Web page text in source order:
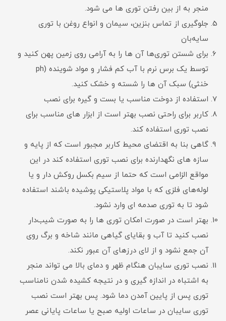
منجر به از بین رفتن توری ها می شود.
جلوگیری از تماس بنزین، سیمان و انواع روغن با توری
سایه‌بان
برای شستن توری‌ها آن ها را به آرامی روی زمین پهن کنید و
توسط یک برس نرم با آب کم فشار و مواد شوینده (ph
خنثی) سبک آن ها را شسته و خشک کنید.
استفاده از دوخت مناسب یا بست و گیره برای نصب
کاربر برای راحتی نصب بهتر است از ابزار های مناسب برای
نصب توری استفاده کند.
گاهی بنا به اقتضای محیط کاربر مجبور است که از پایه و
سازه های نگهدارنده برای نصب توری استفاده کند در این
مواقع الزامی است که حتما از سیم بکسل روکش دار و یا
لوله‌های فلزی که با مواد پلاستیکی پوشیده باشند استفاده
شود تا به توری صدمه ای وارد نشود.
بهتر است در صورت امکان توری ها را به صورت شیب‌دار
نصب کنید تا آب و بقایای گیاهی مانند شاخه و برگ روی
آن جمع نشود و از لای درزهای آن عبور نکند.
نصب توری سایبان هنگام ظهر و دمای بالا می تواند منجر
به اشتباه در اندازه گیری و در نتیجه کشیده شدن نامناسب
توری پس از پایین آمدن دما شود. پس بهتر است نصب
توری سایبان در ساعات اولیه صبح یا ساعات پایانی عصر